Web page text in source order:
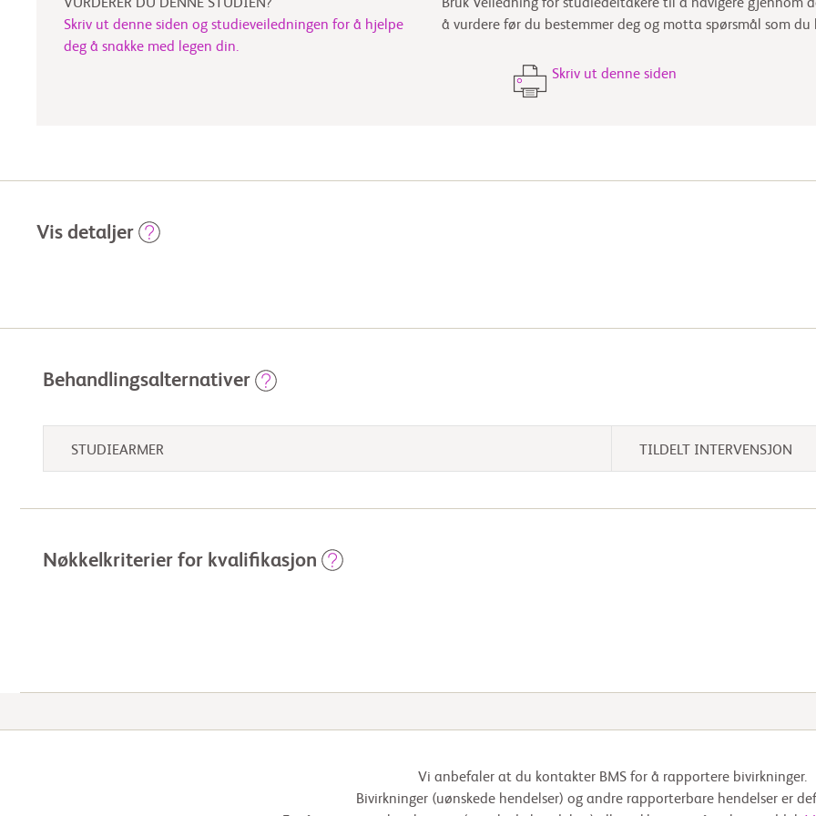
VURDERER DU DENNE STUDIEN?
Skriv ut denne siden og studieveiledningen for å hjelpe
deg å snakke med legen din.
Bruk Veiledning for studiedeltakere til å navigere gjennom
å vurdere før du bestemmer deg og motta spørsmål som
Skriv ut denne siden
Vis detaljer
Behandlingsalternativer
STUDIEARMER TILDELT INTERVENSJON
Nøkkelkriterier for kvalifikasjon
Vi anbefaler at du kontakter BMS for å rapportere bivirkninger.
Bivirkninger (uønskede hendelser) og andre rapporterbare hendelser er